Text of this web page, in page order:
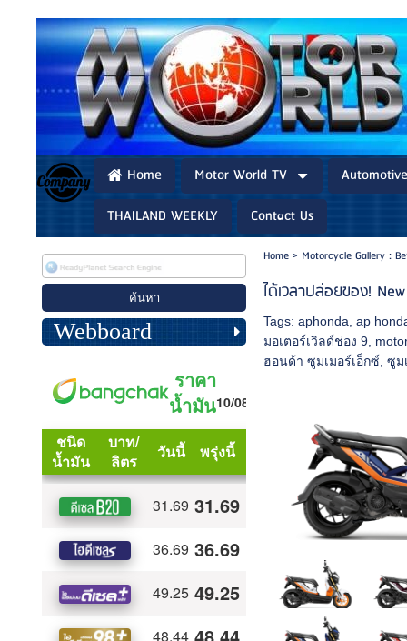
Home Motor World TV
THAILAND WEEKLY
Contact Us
Webboard
Home> Motorcycle Gallery :
ได้เวลาปล่อยของ!
Tags:aphonda ,ap
มอเตอร์เวิลด์ช่อง 9
ฮอนด้า ซูมเมอร์เอ็กซ์ ,ซูม